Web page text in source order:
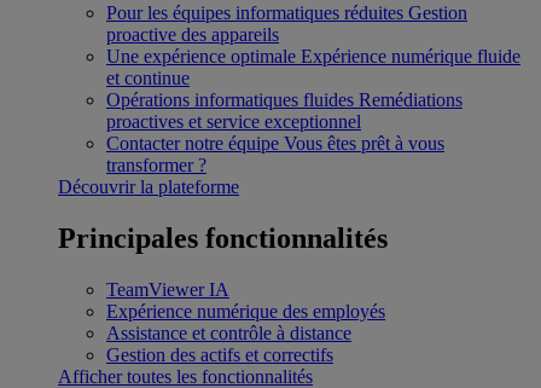
Pour les équipes informatiques réduites Gestion
proactive des appareils
Une expérience optimale Expérience numérique fluide
et continue
Opérations informatiques fluides Remédiations
proactives et service exceptionnel
Contacter notre équipe Vous êtes prêt à vous
transformer ?
Découvrir la plateforme
Principales fonctionnalités
TeamViewer IA
Expérience numérique des employés
Assistance et contrôle à distance
Gestion des actifs et correctifs
Afficher toutes les fonctionnalités